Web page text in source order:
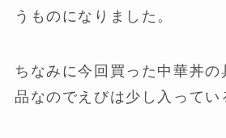
うものになりました。
ちなみに今回買った中華丼
品なのでえびは少し入ってい